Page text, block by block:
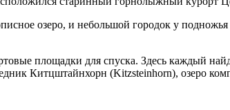
озеро, и небольшой городок у
площадки для спуска. Здесь каждый
Китцштайнхорн (Kitzsteinhorn), озеро